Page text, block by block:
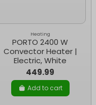
Heating
PORTO 2400 W
Convector Heater |
Electric, White
449.99
Add to cart